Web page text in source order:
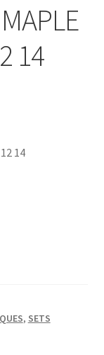
14
14
, SETS